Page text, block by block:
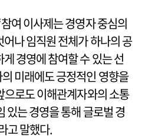
여 이사제는 경영자 중심의
나 임직원 전체가 하나의 공
경영에 참여할 수 있는 선
미래에도 긍정적인 영향을
으로도 이해관계자와의 소통
있는 경영을 통해 글로벌 경
고 말했다.